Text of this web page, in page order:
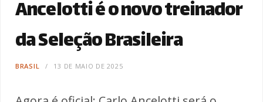
Ancelotti é o novo treinador
da Seleção Brasileira
BRASIL 13 DE MAIO DE 2025